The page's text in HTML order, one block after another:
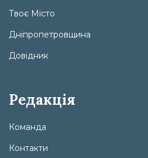
Твоє Місто
Дніпропетровщина
Довідник
Редакція
Команда
Контакти